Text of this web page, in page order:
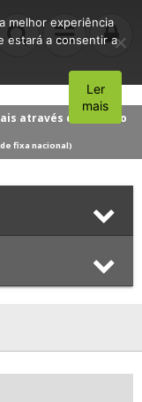
através do número
fixa nacional)
melhor experiência
estará a consentir a
Aceito
Ler
mais